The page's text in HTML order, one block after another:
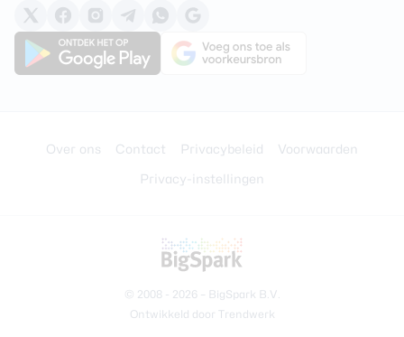
© 2008 - 2026 – BigSpark B.V.
Ontwikkeld door Trendwerk
Over ons Contact Privacybeleid
Voorwaarden
Privacy-instellingen